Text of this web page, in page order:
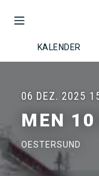
KALENDER
06 DEZ. 2025
MEN
OESTERSUND